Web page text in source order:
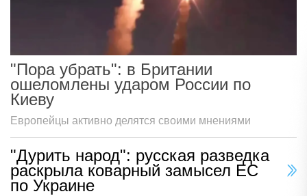
"Пора убрать": в Британии
ошеломлены ударом России по
Киеву
Европейцы активно делятся своими мнениями
"Дурить народ": русская разведка
раскрыла коварный замысел ЕС
по Украине